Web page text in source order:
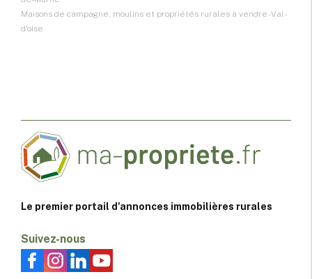
Maisons de campagne, moulins et propriétés rurales à vendre - Val-
d'oise
Le premier portail d'annonces immobilières rurales
Suivez-nous